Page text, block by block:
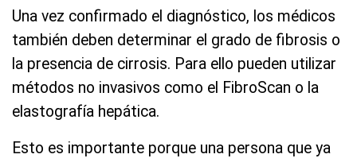
Una vez confirmado el diagnóstico, los médicos
también deben determinar el grado de fibrosis o
la presencia de cirrosis. Para ello pueden utilizar
métodos no invasivos como el FibroScan o la
elastografía hepática.
Esto es importante porque una persona que ya